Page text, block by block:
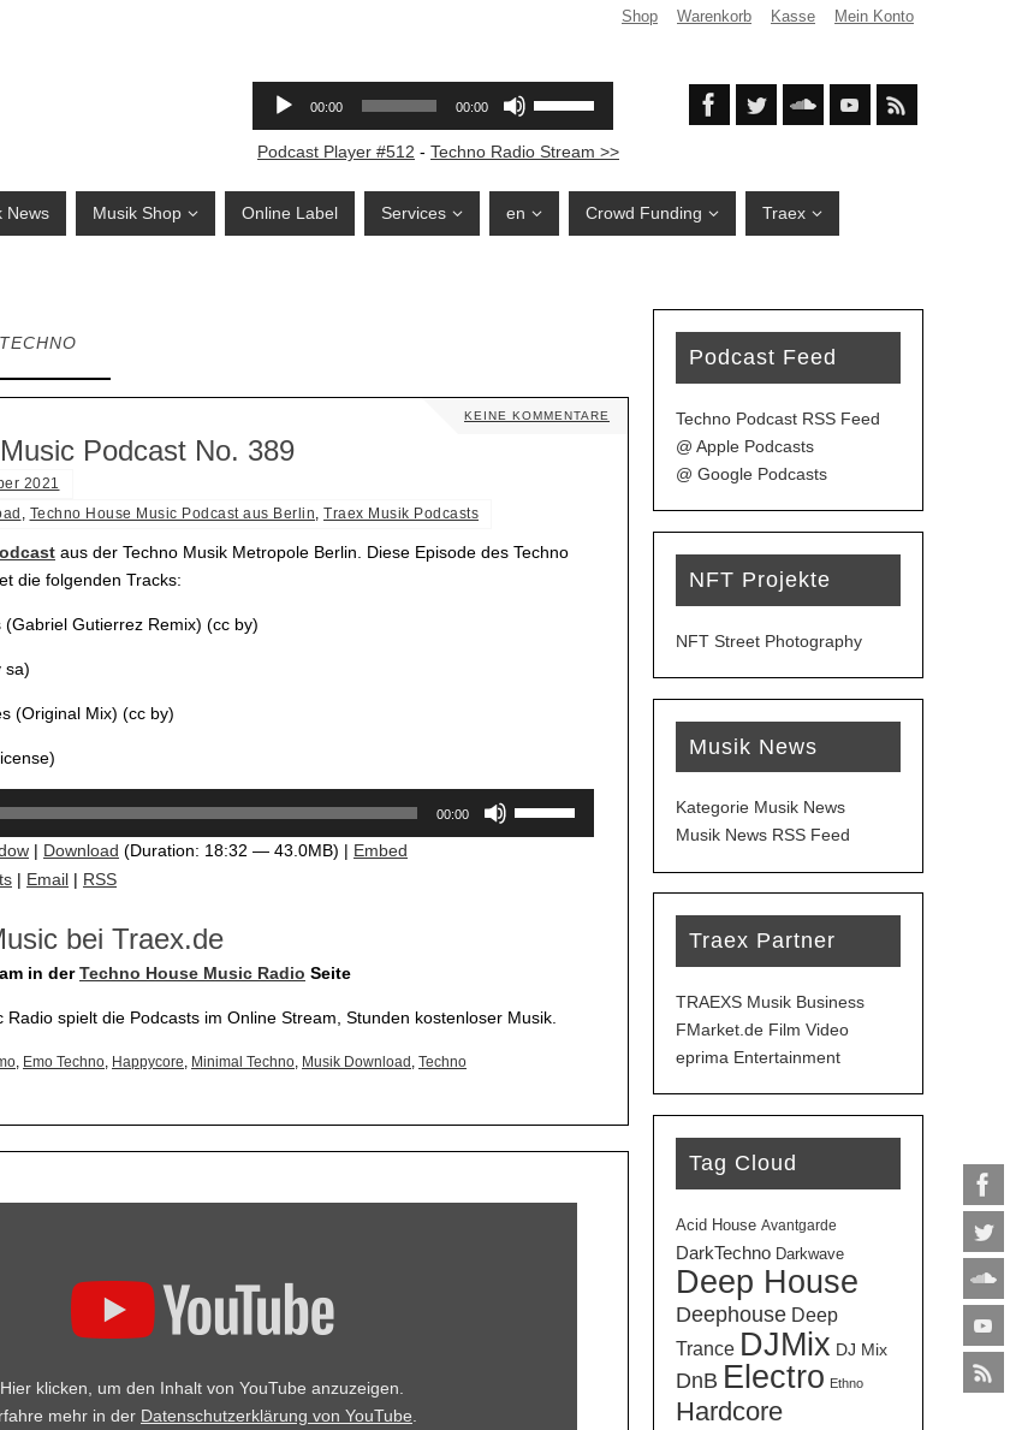
Shop Warenkorb Kasse Mein Konto
Podcast Player #512 - Techno Radio Stream >>
News Musik Shop Online Label Services en Crowd Funding Traex
KEINE KOMMENTARE
Podcast No. 389
2021
, Techno House Music Podcast aus Berlin, Traex Musik Podcasts
aus der Techno Musik Metropole Berlin. Diese Episode des Techno
die folgenden Tracks:
Gutierrez Remix) (cc by)
sa)
(Original Mix) (cc by)
00:00
| Download (Duration: 18:32 — 43.0MB) | Embed
| Email | RSS
bei Traex.de
in derTechno House Music Radio Seite
Radio spielt die Podcasts im Online Stream, Stunden kostenloser Musik.
, Emo Techno, Happycore, Minimal Techno, Musik Download , Techno
Hier klicken, um den Inhalt von YouTube anzuzeigen.
mehr in der Datenschutzerklärung von YouTube
Podcast Feed
Techno Podcast RSS Feed
@ Apple Podcasts
@ Google Podcasts
NFT Projekte
NFT Street Photography
Musik News
Kategorie Musik News
Musik News RSS Feed
Traex Partner
TRAEXS Musik Business
FMarket.de Film Video
eprima Entertainment
Tag Cloud
Acid House Avantgarde
DarkTechno Darkwave
Deep House
Deephouse Deep
Trance DJMix DJ Mix
DnB Electro Ethno
Hardcore